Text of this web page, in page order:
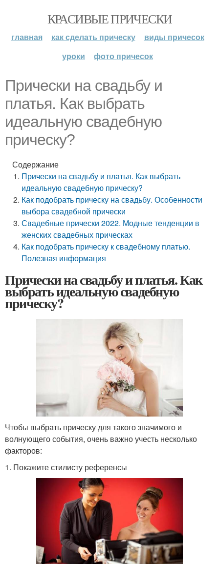
КРАСИВЫЕ ПРИЧЕСКИ
главная как сделать прическу
виды причесок
уроки
фото причесок
Прически на свадьбу и
платья. Как выбрать
идеальную свадебную
прическу?
Содержание
Прически на свадьбу и платья. Как выбрать
идеальную свадебную прическу?
Как подобрать прическу на свадьбу. Особенности
выбора свадебной прически
Свадебные прически 2022. Модные тенденции в
женских свадебных прическах
Как подобрать прическу к свадебному платью.
Полезная информация
Прически на свадьбу и платья. Как
выбрать идеальную свадебную
прическу?
Чтобы выбрать прическу для такого значимого и
волнующего события, очень важно учесть несколько
факторов:
1. Покажите стилисту референсы